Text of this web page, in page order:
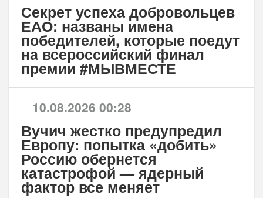
Секрет успеха добровольцев
ЕАО: названы имена
победителей, которые поедут
на всероссийский финал
премии #МЫВМЕСТЕ
10.08.2026 00:28
Вучич жестко предупредил
Европу: попытка «добить»
Россию обернется
катастрофой — ядерный
фактор все меняет